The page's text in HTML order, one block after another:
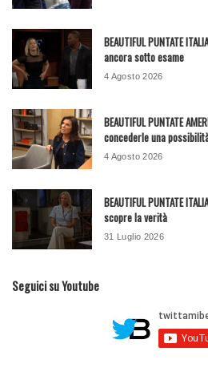
BEAUTIFUL PUNTATE
ancora sotto esame
4 Agosto 2026
BEAUTIFUL PUNTATE
concederle una
4 Agosto 2026
BEAUTIFUL PUNTATE
scopre la verità
31 Luglio 2026
Seguici su Youtube